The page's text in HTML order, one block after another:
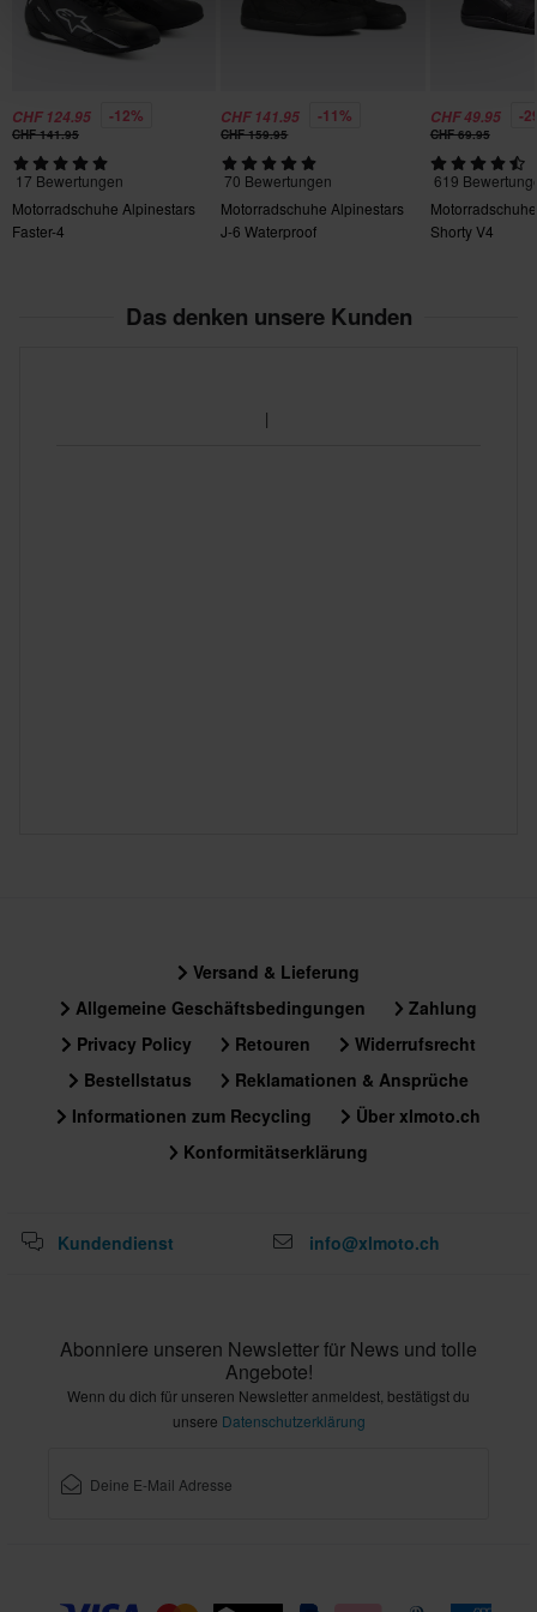
Zertifizierungsnorm
CE EN 13634
CHF 124.95 -12%
CHF 141.95
17 Bewertungen
Motorradschuhe Alpinestars
Faster-4
CHF 141.95 -11%
CHF 159.95
70 Bewertungen
Motorradschuhe Alpinestars
J-6 Waterproof
CHF 49.95 -
CHF 69.95
619
Shorty V4
Das denken unsere Kunden
Versand & Lieferung
Allgemeine Geschäftsbedingungen
Zahlung
Privacy Policy
Retouren
Widerrufsrecht
Bestellstatus
Reklamationen & Ansprüche
Informationen zum Recycling
Über xlmoto.ch
Konformitätserklärung
Kundendienst info@xlmoto.ch
Abonniere unseren Newsletter für News und tolle
Angebote!
Wenn du dich für unseren Newsletter anmeldest, bestätigst du
unsere Datenschutzerklärung